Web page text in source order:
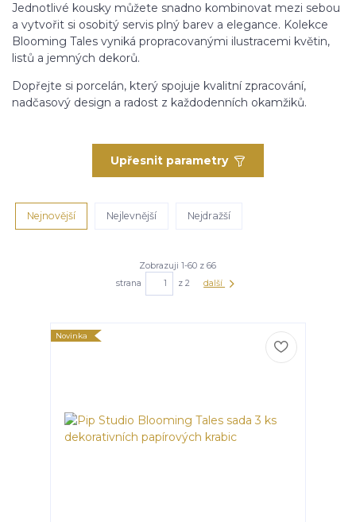
Jednotlivé kousky můžete snadno kombinovat mezi sebou
a vytvořit si osobitý servis plný barev a elegance. Kolekce
Blooming Tales vyniká propracovanými ilustracemi květin,
listů a jemných dekorů.
Dopřejte si porcelán, který spojuje kvalitní zpracování,
nadčasový design a radost z každodenních okamžiků.
Upřesnit parametry
Nejnovější Nejlevnější Nejdražší
Zobrazuji 1-60 z 66
strana
z 2 další
Novinka